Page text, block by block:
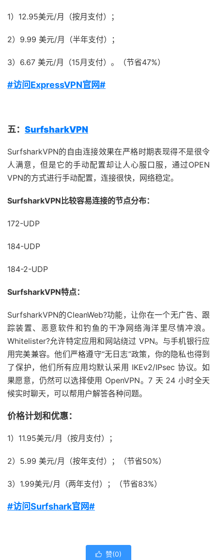
1）12.95美元/月（按月支付）；
2）9.99 美元/月（半年支付）；
3）6.67 美元/月（15月支付）。（节省47%）
#访问ExpressVPN官网#
五： SurfsharkVPN
SurfsharkVPN的自由连接效果在严格时期表现得不是很令
人满意，但是它的手动配置却让人心服口服，通过OPEN
VPN的方式进行手动配置，连接很快，网络稳定。
SurfsharkVPN比较容易连接的节点分布：
172-UDP
184-UDP
184-2-UDP
SurfsharkVPN特点：
SurfsharkVPN的CleanWeb?功能，让你在一个无广告、跟
踪装置、恶意软件和钓鱼的干净网络海洋里尽情冲浪。
Whitelister?允许特定应用和网站绕过 VPN。与手机银行应
用完美兼容。他们严格遵守“无日志”政策，你的隐私也得到
了保护，他们所有应用均默认采用 IKEv2/IPsec 协议。如
果愿意，仍然可以选择使用 OpenVPN。7 天 24 小时全天
候实时聊天，可以帮用户解答各种问题。
价格计划和优惠：
1）11.95美元/月（按月支付）；
2）5.99 美元/月（按年支付）；（节省50%）
3）1.99美元/月（两年支付）；（节省83%）
#访问Surfshark官网#
 赞(0)